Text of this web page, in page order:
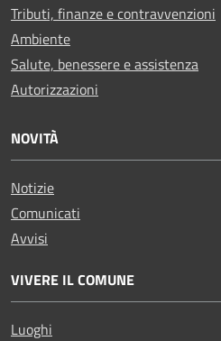
Tributi, finanze e contravvenzioni
Ambiente
Salute, benessere e assistenza
Autorizzazioni
NOVITÀ
Notizie
Comunicati
Avvisi
VIVERE IL COMUNE
Luoghi